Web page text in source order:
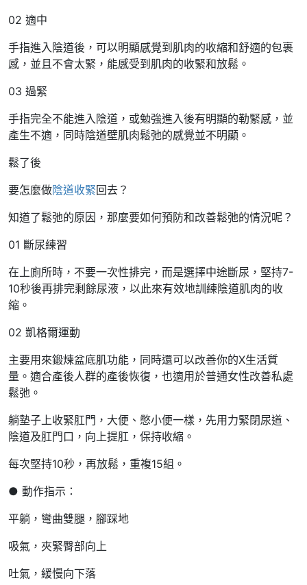
02 適中
手指進入陰道後，可以明顯感覺到肌肉的收縮和舒適的包裹
感，並且不會太緊，能感受到肌肉的收緊和放鬆。
03 過緊
手指完全不能進入陰道，或勉強進入後有明顯的勒緊感，並
產生不適，同時陰道壁肌肉鬆弛的感覺並不明顯。
鬆了後
要怎麼做陰道收緊回去？
知道了鬆弛的原因，那麼要如何預防和改善鬆弛的情況呢？
01 斷尿練習
在上廁所時，不要一次性排完，而是選擇中途斷尿，堅持7-
10秒後再排完剩餘尿液，以此來有效地訓練陰道肌肉的收
縮。
02 凱格爾運動
主要用來鍛煉盆底肌功能，同時還可以改善你的X生活質
量。適合產後人群的產後恢復，也適用於普通女性改善私處
鬆弛。
躺墊子上收緊肛門，大便、憋小便一樣，先用力緊閉尿道、
陰道及肛門口，向上提肛，保持收縮。
每次堅持10秒，再放鬆，重複15組。
● 動作指示：
平躺，彎曲雙腿，腳踩地
吸氣，夾緊臀部向上
吐氣，緩慢向下落